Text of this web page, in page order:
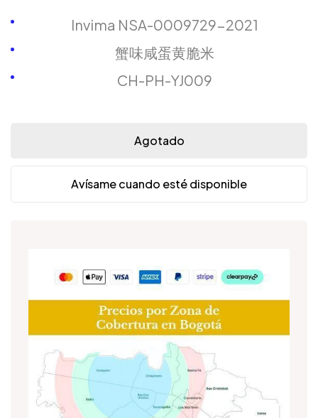
Invima NSA-0009729-2021
蟹味咸蛋黄脆米
CH-PH-YJ009
Agotado
Avísame cuando esté disponible